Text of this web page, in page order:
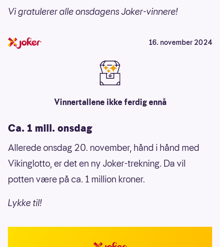
Vi gratulerer alle onsdagens Joker-vinnere!
16. november 2024
Vinnertallene ikke ferdig ennå
Ca. 1 mill. onsdag
Allerede onsdag 20. november, hånd i hånd med
Vikinglotto, er det en ny Joker-trekning. Da vil
potten være på ca. 1 million kroner.
Lykke til!